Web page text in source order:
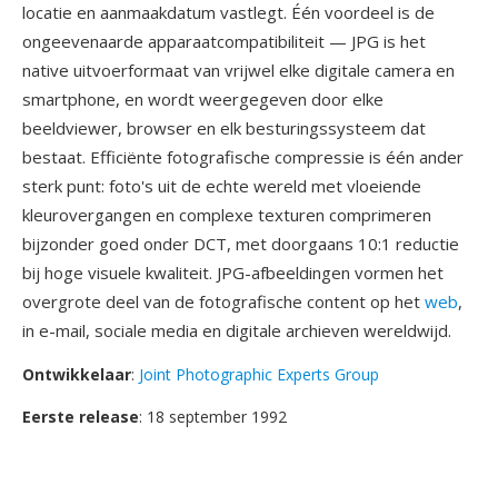
locatie en aanmaakdatum vastlegt. Één voordeel is de
ongeevenaarde apparaatcompatibiliteit — JPG is het
native uitvoerformaat van vrijwel elke digitale camera en
smartphone, en wordt weergegeven door elke
beeldviewer, browser en elk besturingssysteem dat
bestaat. Efficiënte fotografische compressie is één ander
sterk punt: foto's uit de echte wereld met vloeiende
kleurovergangen en complexe texturen comprimeren
bijzonder goed onder DCT, met doorgaans 10:1 reductie
bij hoge visuele kwaliteit. JPG-afbeeldingen vormen het
overgrote deel van de fotografische content op het web,
in e-mail, sociale media en digitale archieven wereldwijd.
Ontwikkelaar: Joint Photographic Experts Group
Eerste release: 18 september 1992